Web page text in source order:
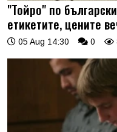
"Тойро" по
етикетите, цените
05 Aug 14:30 0